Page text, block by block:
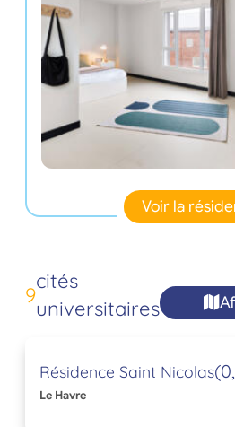
Voir la
9
cités
universitaires
Résidence Saint Nicolas
Le Havre